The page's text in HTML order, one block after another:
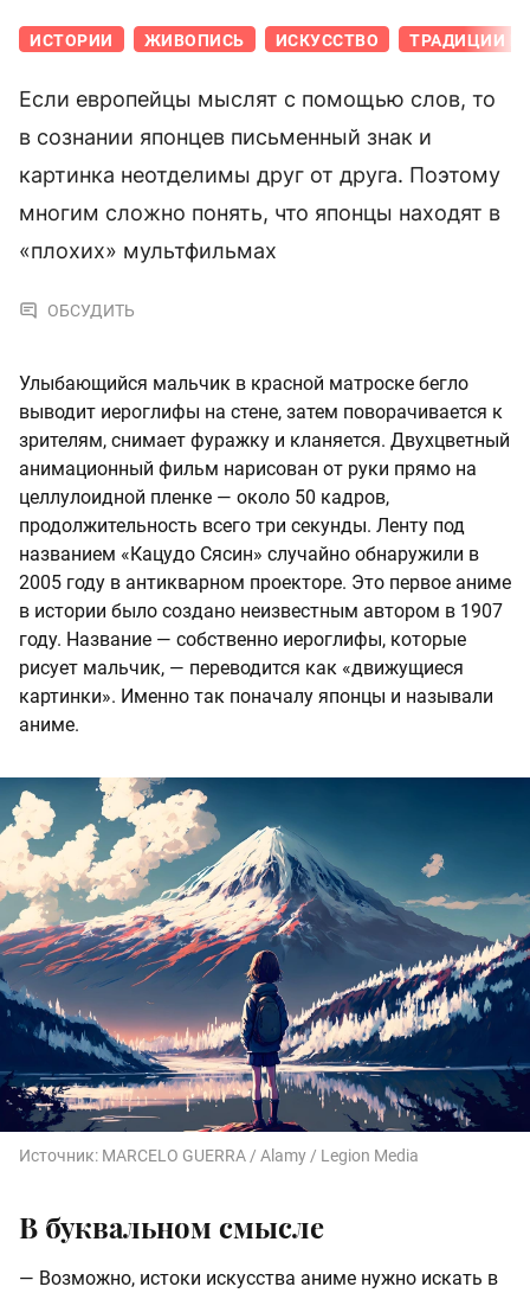
ИСТОРИИ ЖИВОПИСЬ ИСКУССТВО ТРАДИЦИИ И
Если европейцы мыслят с помощью слов, то
в сознании японцев письменный знак и
картинка неотделимы друг от друга. Поэтому
многим сложно понять, что японцы находят в
«плохих» мультфильмах
ОБСУДИТЬ
Улыбающийся мальчик в красной матроске бегло
выводит иероглифы на стене, затем поворачивается к
зрителям, снимает фуражку и кланяется. Двухцветный
анимационный фильм нарисован от руки прямо на
целлулоидной пленке — около 50 кадров,
продолжительность всего три секунды. Ленту под
названием «Кацудо Сясин» случайно обнаружили в
2005 году в антикварном проекторе. Это первое аниме
в истории было создано неизвестным автором в 1907
году. Название — собственно иероглифы, которые
рисует мальчик, — переводится как «движущиеся
картинки». Именно так поначалу японцы и называли
аниме.
Источник: MARCELO GUERRA / Alamy / Legion Media
В буквальном смысле
— Возможно, истоки искусства аниме нужно искать в